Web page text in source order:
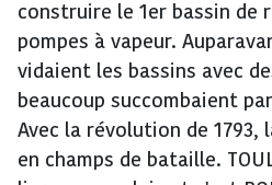
construire le 1er bassin de
pompes à vapeur.
vidaient les bassins avec
beaucoup succombaient
Avec la révolution de
en champs de bataille.